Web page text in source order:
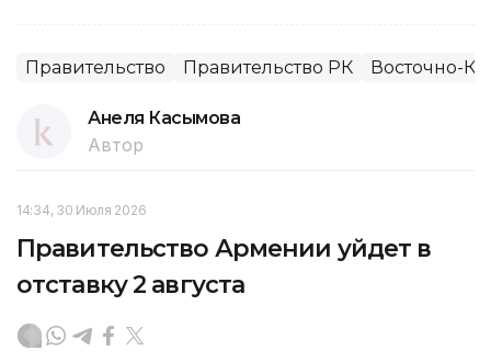
Правительство Правительство РК Восточно-
Анеля Касымова
Автор
14:34, 30 Июля 2026
Правительство Армении уйдет в
отставку 2 августа